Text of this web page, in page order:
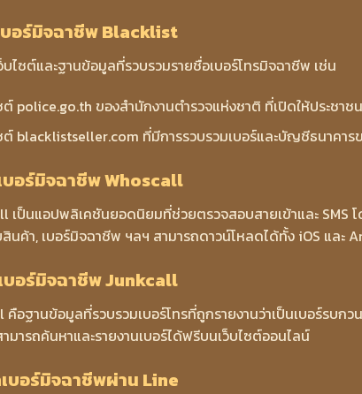
บอร์มิจฉาชีพ Blacklist
บไซต์และฐานข้อมูลที่รวบรวมรายชื่อเบอร์โทรมิจฉาชีพ เช่น
ต์ police.go.th ของสำนักงานตำรวจแห่งชาติ ที่เปิดให้ประชาช
ต์ blacklistseller.com ที่มีการรวบรวมเบอร์และบัญชีธนาคา
บอร์มิจฉาชีพ Whoscall
เป็นแอปพลิเคชันยอดนิยมที่ช่วยตรวจสอบสายเข้าและ SMS โ
สินค้า, เบอร์มิจฉาชีพ ฯลฯ สามารถดาวน์โหลดได้ทั้ง iOS และ
บอร์มิจฉาชีพ Junkcall
คือฐานข้อมูลที่รวบรวมเบอร์โทรที่ถูกรายงานว่าเป็นเบอร์รบก
ามารถค้นหาและรายงานเบอร์ได้ฟรีบนเว็บไซต์ออนไลน์
บอร์มิจฉาชีพผ่าน Line